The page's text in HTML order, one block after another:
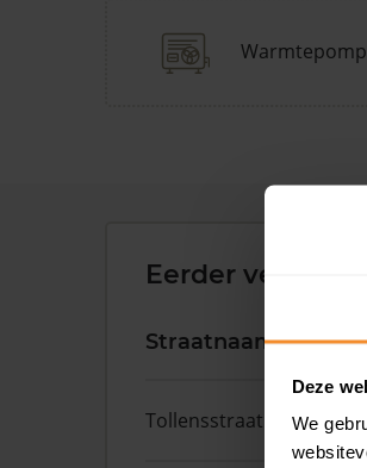
Deze
We
Warmtepomp
Eerder
Straatnaam
Tollensstraat